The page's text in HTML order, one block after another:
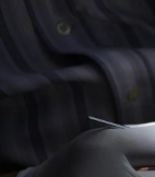
Erişim
Sağlık